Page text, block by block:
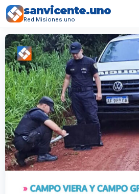
sanvicente.uno
Red Misiones.uno